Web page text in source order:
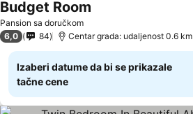
Pansion sa doručkom
Budget Room
6,0 84 Centar grada: udaljenost 0.6 km
Izaberi datume da bi se prikazale
tačne cene